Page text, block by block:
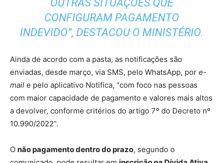
OUTRAS SITUAÇÕES QUE
CONFIGURAM PAGAMENTO
INDEVIDO”, DESTACOU O MINISTÉRIO.
Ainda de acordo com a pasta, as notificações são
enviadas, desde março, via SMS, pelo WhatsApp, por e-
mail e pelo aplicativo Notifica, “com foco nas pessoas
com maior capacidade de pagamento e valores mais altos
a devolver, conforme critérios do artigo 7º do Decreto nº
10.990/2022”.
O não pagamento dentro do prazo, segundo o